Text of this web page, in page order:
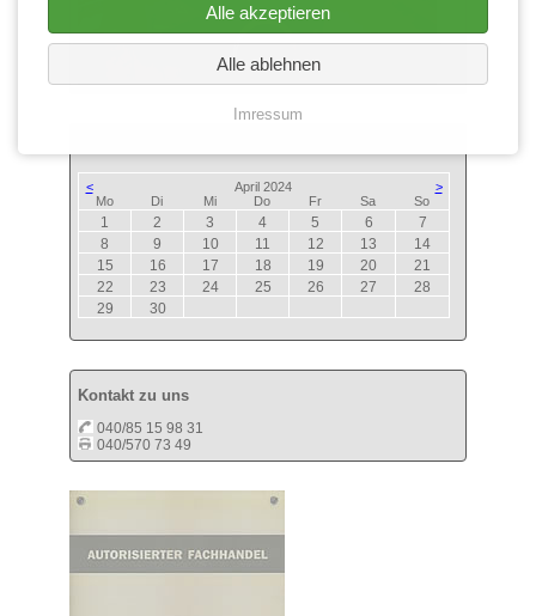
< April 2024
>
Montag Dienstag Mittwoch Donnerstag
Freitag Samstag Sonntag
1 2 3 4 5 6
7
8
9 10 11 12 13
14
15
16 17 18 19 20
21
22
23 24 25 26 27
28
29
30
Kontakt zu uns
040/85 15 98 31
040/570 73 49
Alle akzeptieren
Alle ablehnen
Imressum